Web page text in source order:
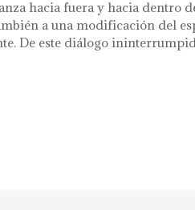
hacia fuera y hacia dentro
a una modificación del
De este diálogo